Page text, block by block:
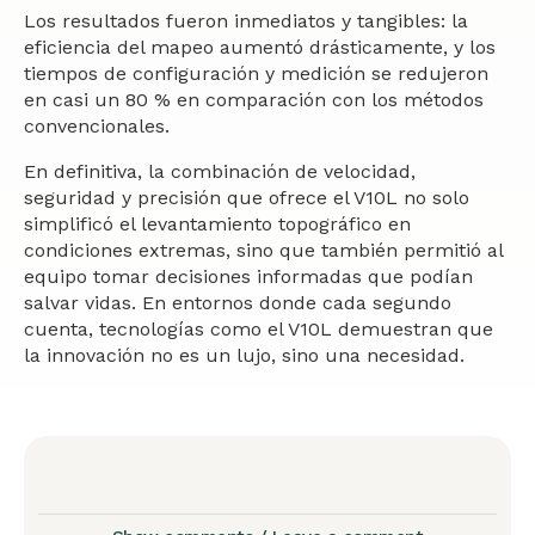
Los resultados fueron inmediatos y tangibles: la
eficiencia del mapeo aumentó drásticamente, y los
tiempos de configuración y medición se redujeron
en casi un 80 % en comparación con los métodos
convencionales.
En definitiva, la combinación de velocidad,
seguridad y precisión que ofrece el V10L no solo
simplificó el levantamiento topográfico en
condiciones extremas, sino que también permitió al
equipo tomar decisiones informadas que podían
salvar vidas. En entornos donde cada segundo
cuenta, tecnologías como el V10L demuestran que
la innovación no es un lujo, sino una necesidad.